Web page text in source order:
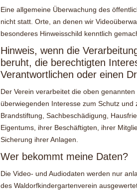
Eine allgemeine Überwachung des
nicht statt. Orte, an denen wir
besonderes Hinweisschild kenntlich
Hinweis, wenn die
beruht, die berechtigten
Verantwortlichen oder einen
Der Verein verarbeitet die oben
überwiegenden Interesse zum Schutz und
Brandstiftung, Sachbeschädigung,
Eigentums, ihrer Beschäftigten, ihrer
Sicherung ihrer Anlagen.
Wer bekommt meine Daten?
Die Video- und Audiodaten werden nur
des Waldorfkindergartenverein